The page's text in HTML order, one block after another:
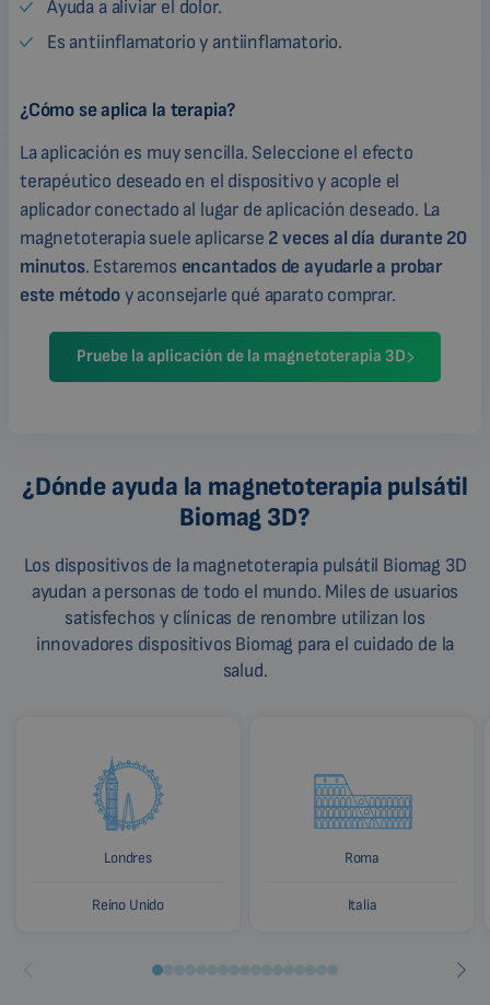
Ayuda a aliviar el dolor.
Es antiinflamatorio y antiinflamatorio.
¿Cómo se aplica la terapia?
La aplicación es muy sencilla. Seleccione el efecto
terapéutico deseado en el dispositivo y acople el
aplicador conectado al lugar de aplicación deseado. La
magnetoterapia suele aplicarse 2 veces al día durante 20
minutos. Estaremos encantados de ayudarle a probar
este métodoy aconsejarle qué aparato comprar.
Pruebe la aplicación de la magnetoterapia 3D
¿Dónde ayuda la magnetoterapia pulsátil
Biomag 3D?
Los dispositivos de la magnetoterapia pulsátil Biomag 3D
ayudan a personas de todo el mundo. Miles de usuarios
satisfechos y clínicas de renombre utilizan los
innovadores dispositivos Biomag para el cuidado de la
salud.
Londres
Reino Unido
Roma
Italia